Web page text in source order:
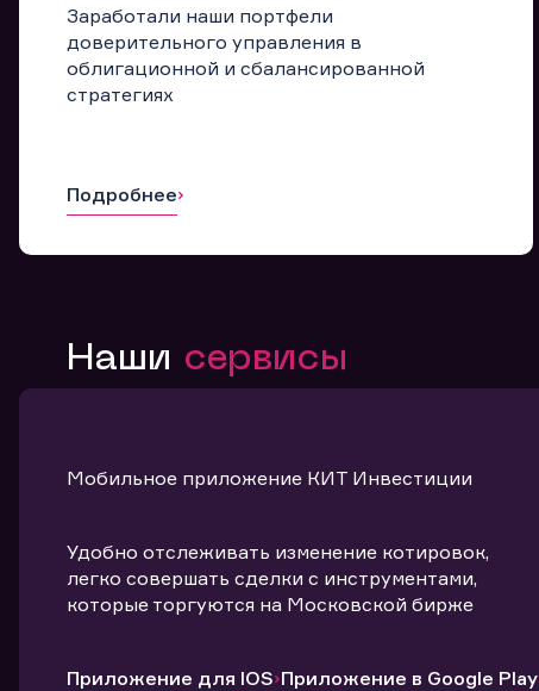
Заработали наши портфели
доверительного управления в
облигационной и сбалансированной
стратегиях
Подробнее
Наши сервисы
Мобильное приложение КИТ Инвестиции
Удобно отслеживать изменение котировок,
легко совершать сделки с инструментами,
которые торгуются на Московской бирже
Приложение для IOS Приложение в Google Play